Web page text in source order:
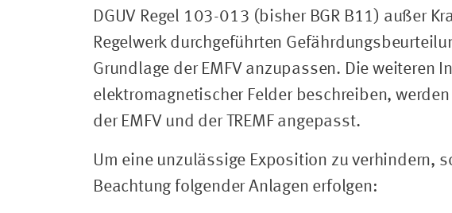
DGUV Regel 103-013 (bisher BGR B11) außer
Regelwerk durchgeführten
Grundlage der EMFV anzupassen. Die weiteren
elektromagnetischer Felder beschreiben,
der EMFV und der TREMF angepasst.
Um eine unzulässige Exposition zu verhindern,
Beachtung folgender Anlagen erfolgen: